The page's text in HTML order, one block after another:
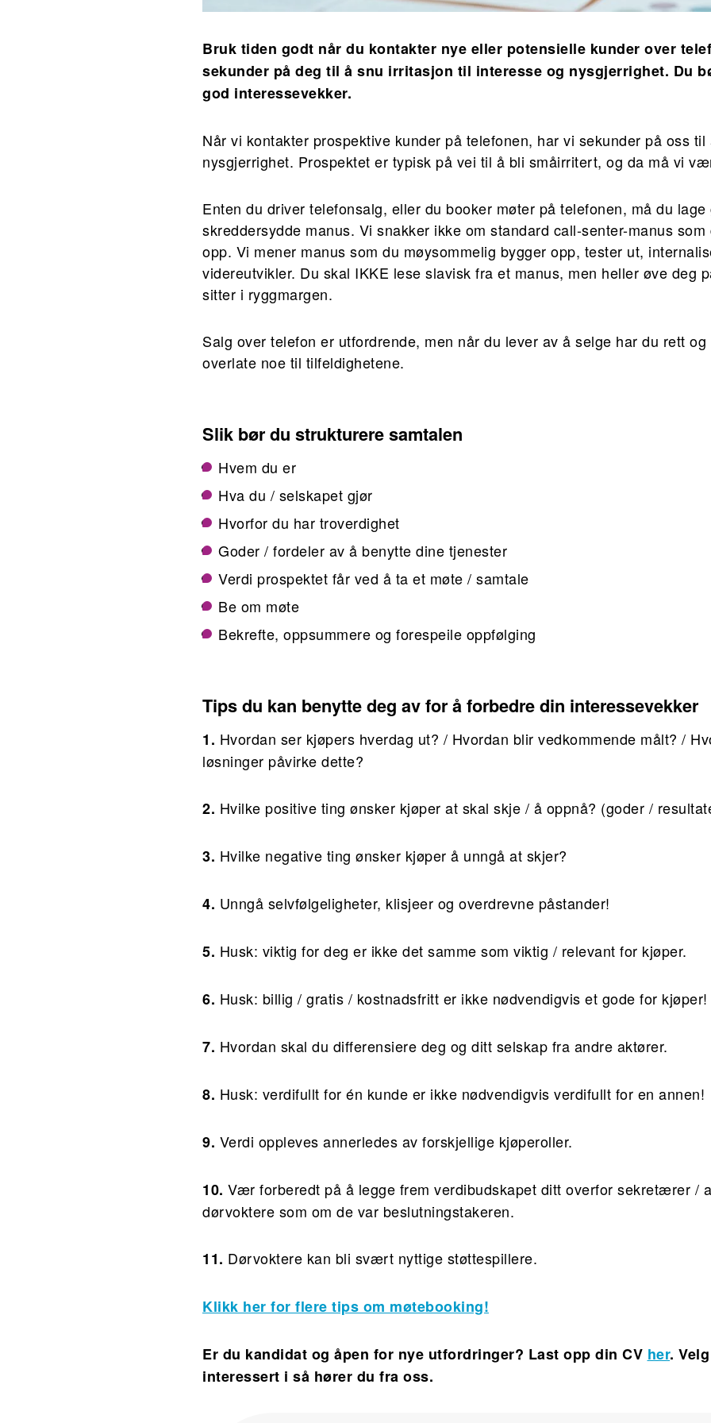
Bruk tiden godt når du kontakter nye eller potensielle kunder over
sekunder på deg til å snu irritasjon til interesse og nysgjerrighet. Du
god interessevekker.
Når vi kontakter prospektive kunder på telefonen, har vi sekunder på oss
nysgjerrighet. Prospektet er typisk på vei til å bli småirritert, og da må vi
Enten du driver telefonsalg, eller du booker møter på telefonen, må du
skreddersydde manus. Vi snakker ikke om standard call-senter-manus
opp. Vi mener manus som du møysommelig bygger opp, tester ut,
videreutvikler. Du skal IKKE lese slavisk fra et manus, men heller øve deg
sitter i ryggmargen.
Salg over telefon er utfordrende, men når du lever av å selge har du rett
overlate noe til tilfeldighetene.
Slik bør du strukturere samtalen
Hvem du er
Hva du / selskapet gjør
Hvorfor du har troverdighet
Goder / fordeler av å benytte dine tjenester
Verdi prospektet får ved å ta et møte / samtale
Be om møte
Bekrefte, oppsummere og forespeile oppfølging
Tips du kan benytte deg av for å forbedre din interessevekker
1. Hvordan ser kjøpers hverdag ut? / Hvordan blir vedkommende målt? /
løsninger påvirke dette?
2. Hvilke positive ting ønsker kjøper at skal skje / å oppnå? (goder /
3. Hvilke negative ting ønsker kjøper å unngå at skjer?
4. Unngå selvfølgeligheter, klisjeer og overdrevne påstander!
5. Husk: viktig for deg er ikke det samme som viktig / relevant for kjøper.
6. Husk: billig / gratis / kostnadsfritt er ikke nødvendigvis et gode for kjøper!
7. Hvordan skal du differensiere deg og ditt selskap fra andre aktører.
8. Husk: verdifullt for én kunde er ikke nødvendigvis verdifullt for en annen!
9. Verdi oppleves annerledes av forskjellige kjøperoller.
10. Vær forberedt på å legge frem verdibudskapet ditt overfor sekretærer /
dørvoktere som om de var beslutningstakeren.
11. Dørvoktere kan bli svært nyttige støttespillere.
Klikk her for flere tips om møtebooking!
Er du kandidat og åpen for nye utfordringer? Last opp din CV her.
interessert i så hører du fra oss.